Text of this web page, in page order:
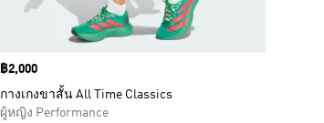
Price
฿2,000
กางเกงขาสั้น All Time Classics
ผู้หญิง Performance